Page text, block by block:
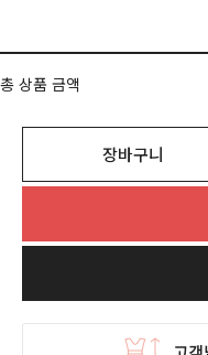
총 상품 금액
장바구니